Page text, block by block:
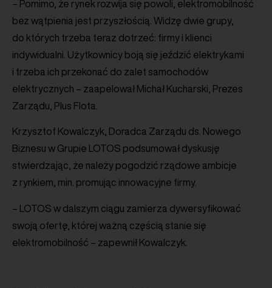
– Pomimo, że rynek rozwija się powoli, elektromobilność
bez wątpienia jest przyszłością. Widzę dwie grupy,
do których trzeba teraz dotrzeć: firmy i klienci
indywidualni. Użytkownicy boją się jeździć elektrykami
i trzeba ich przekonać do zalet samochodów
elektrycznych – zaapelował Michał Kucharski, Prezes
Zarządu, Plus Flota.
Krzysztof Kowalczyk, Doradca Zarządu ds. Nowego
Biznesu w Grupie LOTOS podsumował dyskusję
stwierdzając, że należy pogodzić rządowe ambicje
z rynkiem, min. promując innowacyjne firmy.
– LOTOS w dalszym ciągu zamierza dywersyfikować
swoją ofertę, której ważną częścią stanie się
elektromobilność – zapewnił Kowalczyk.